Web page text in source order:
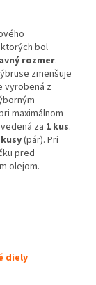
bol
rozmer.
zmenšuje
vyrobená z
maximálnom
za 1 kus.
(pár). Pri
pred
olejom.
diely